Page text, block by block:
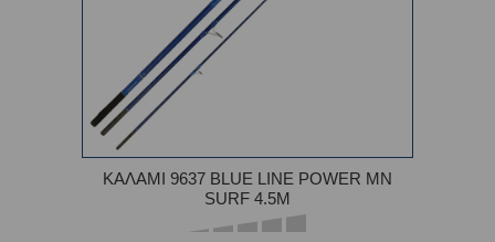
ΚΑΛΑΜΙ 9637 BLUE LINE POWER MN
SURF 4.5M